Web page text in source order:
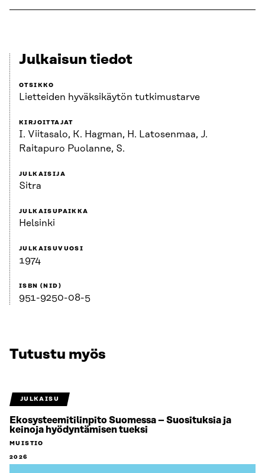
Julkaisun tiedot
OTSIKKO
Lietteiden hyväksikäytön tutkimustarve
KIRJOITTAJAT
I. Viitasalo, K. Hagman, H. Latosenmaa, J.
Raitapuro Puolanne, S.
JULKAISIJA
Sitra
JULKAISUPAIKKA
Helsinki
JULKAISUVUOSI
1974
ISBN (NID)
951-9250-08-5
Tutustu myös
JULKAISU
Ekosysteemitilinpito Suomessa – Suosituksia ja
keinoja hyödyntämisen tueksi
MUISTIO
2026